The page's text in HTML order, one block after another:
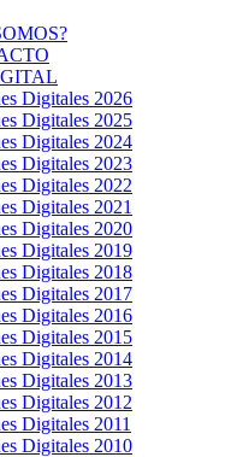
Digitales 2026
Digitales 2025
Digitales 2024
Digitales 2023
Digitales 2022
Digitales 2021
Digitales 2020
Digitales 2019
Digitales 2018
Digitales 2017
Digitales 2016
Digitales 2015
Digitales 2014
Digitales 2013
Digitales 2012
Digitales 2011
Digitales 2010